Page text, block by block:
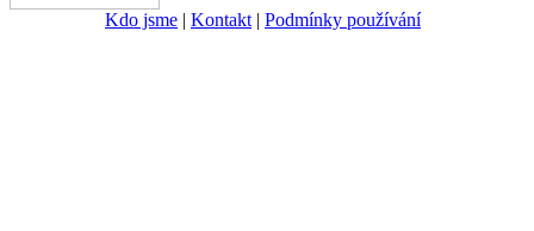
Kdo jsme | Kontakt | Podmínky používání